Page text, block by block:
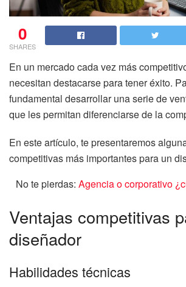
0
SHARES
En un mercado cada vez más
necesitan destacarse para tener éxito.
fundamental desarrollar una serie de
que les permitan diferenciarse de la
En este artículo, te presentaremos
competitivas más importantes para un
No te pierdas: Agencia o corporativo
Ventajas competitivas
diseñador
Habilidades técnicas